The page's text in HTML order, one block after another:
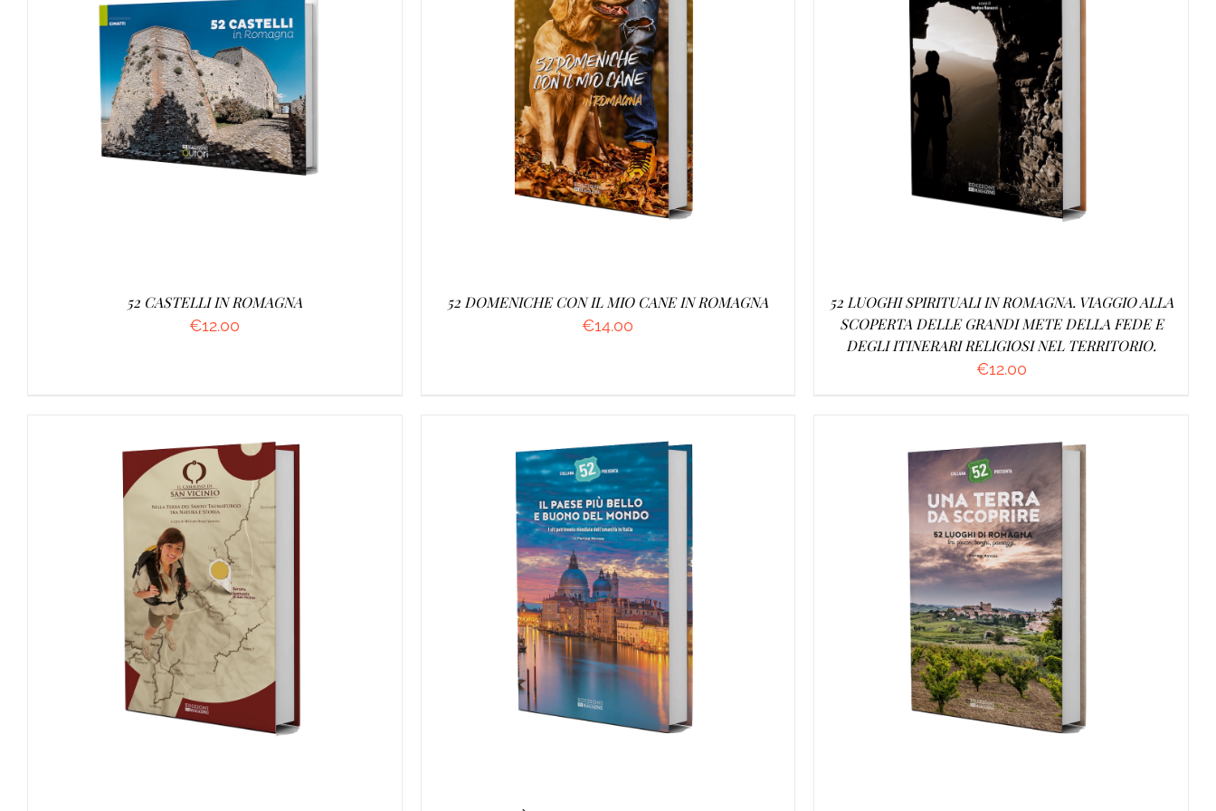
AGGIUNGI AL CARRELLO / DETTAGLI
52 CASTELLI IN ROMAGNA
€12.00
AGGIUNGI AL CARRELLO / DETTAGLI
52 DOMENICHE CON IL MIO CANE IN ROMAGNA
€14.00
AGGIUNGI AL CARRELLO / DETTAGLI
52 LUOGHI SPIRITUALI IN ROMAGNA. VIAGGIO ALLA
SCOPERTA DELLE GRANDI METE DELLA FEDE E
DEGLI ITINERARI RELIGIOSI NEL TERRITORIO.
€12.00
AGGIUNGI AL CARRELLO / AGGIUNGI AL CARRELLO / DETTAGLI AGGIUNGI AL CARRELLO / DETTAGLI